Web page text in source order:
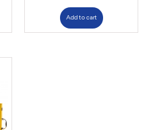
Add to cart